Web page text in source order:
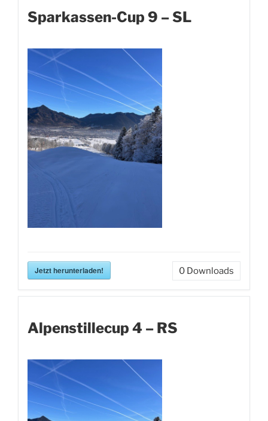
Sparkassen-Cup 9 – SL
Jetzt herunterladen! 0 Downloads
Alpenstillecup 4 – RS